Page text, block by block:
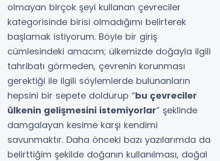
olmayan birçok şeyi kullanan çevreciler
kategorisinde birisi olmadığımı belirterek
başlamak istiyorum. Böyle bir giriş
cümlesindeki amacım; ülkemizde doğayla ilgili
tahribatı görmeden, çevrenin korunması
gerektiği ile ilgili söylemlerde bulunanların
hepsini bir sepete doldurup “bu çevreciler
ülkenin gelişmesini istemiyorlar” şeklinde
damgalayan kesime karşı kendimi
savunmaktır. Daha önceki bazı yazılarımda da
belirttiğim şekilde doğanın kullanılması, doğal